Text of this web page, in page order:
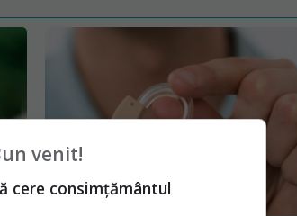
venit!
cere consimțământul